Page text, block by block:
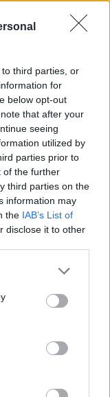
third parties, or
for
below opt-out
that after your
seeing
utilized by
parties prior to
of the further
third parties on the
information may
the IAB’s List of
disclose it to other